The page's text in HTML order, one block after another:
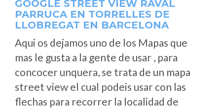
GOOGLE STREET VIEW RAVAL
PARRUCA EN TORRELLES DE
LLOBREGAT EN BARCELONA
Aqui os dejamos uno de los Mapas que
mas le gusta a la gente de usar , para
concocer unquera, se trata de un mapa
street view el cual podeis usar con las
flechas para recorrer la localidad de